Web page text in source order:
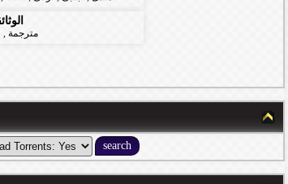
مترجمة ,